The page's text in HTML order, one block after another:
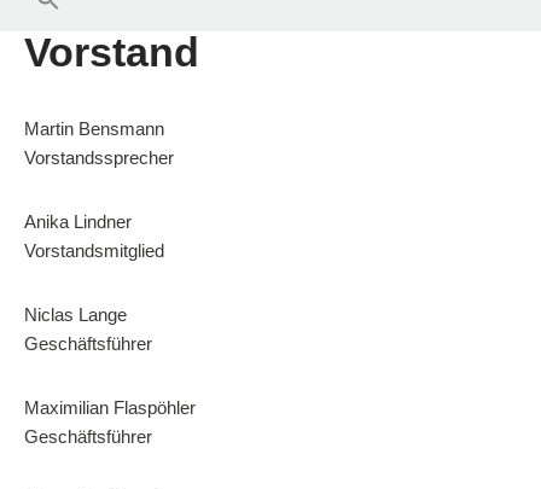
Vorstand
Martin Bensmann
Vorstandssprecher
Anika Lindner
Vorstandsmitglied
Niclas Lange
Geschäftsführer
Maximilian Flaspöhler
Geschäftsführer